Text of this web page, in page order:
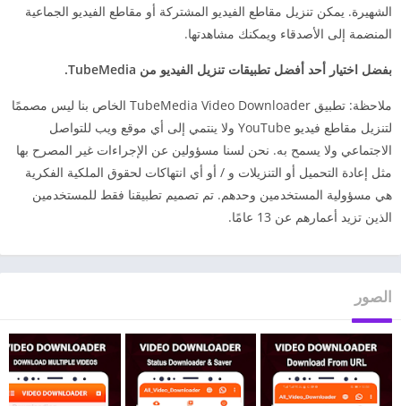
الشهيرة. يمكن تنزيل مقاطع الفيديو المشتركة أو مقاطع الفيديو الجماعية
المنضمة إلى الأصدقاء ويمكنك مشاهدتها.
بفضل اختيار أحد أفضل تطبيقات تنزيل الفيديو من TubeMedia.
ملاحظة: تطبيق TubeMedia Video Downloader الخاص بنا ليس مصممًا
لتنزيل مقاطع فيديو YouTube ولا ينتمي إلى أي موقع ويب للتواصل
الاجتماعي ولا يسمح به. نحن لسنا مسؤولين عن الإجراءات غير المصرح بها
مثل إعادة التحميل أو التنزيلات و / أو أي انتهاكات لحقوق الملكية الفكرية
هي مسؤولية المستخدمين وحدهم. تم تصميم تطبيقنا فقط للمستخدمين
الذين تزيد أعمارهم عن 13 عامًا.
الصور